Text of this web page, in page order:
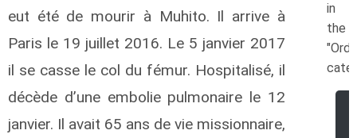
eut été de mourir à Muhito. Il arrive à
Paris le 19 juillet 2016. Le 5 janvier 2017
il se casse le col du fémur. Hospitalisé, il
décède d’une embolie pulmonaire le 12
janvier. Il avait 65 ans de vie missionnaire,
in
the